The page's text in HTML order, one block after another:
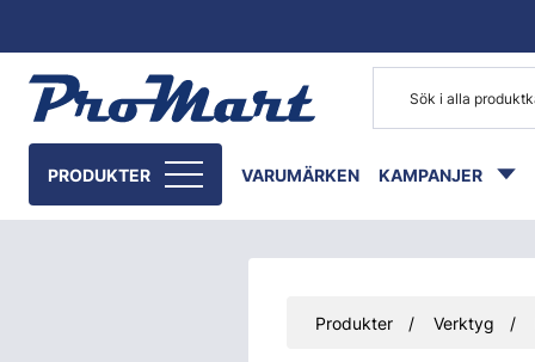
PRODUKTER VARUMÄRKEN KAMPANJER
Produkter Verktyg